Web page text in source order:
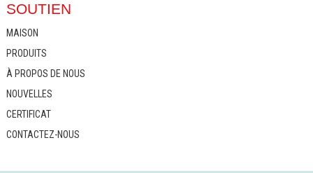
SOUTIEN
MAISON
PRODUITS
À PROPOS DE NOUS
NOUVELLES
CERTIFICAT
CONTACTEZ-NOUS